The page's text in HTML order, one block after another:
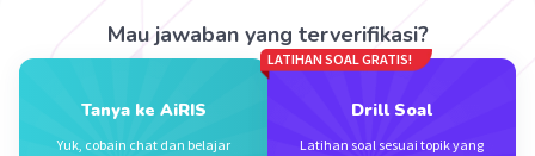
Iklan
Mau jawaban yang terverifikasi?
Tanya ke AiRIS
Yuk, cobain chat dan belajar
LATIHAN SOAL GRATIS!
Drill Soal
Latihan soal sesuai topik yang